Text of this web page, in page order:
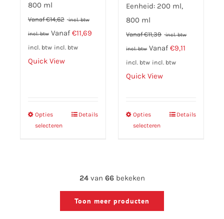
800 ml
Vanaf€14,62 incl. btw
incl. btw Vanaf €11,69
incl. btw incl. btw
Quick View
Opties
selecteren
Dit
product
optie
kan
Details
Eenheid: 200 ml,
800 ml
Vanaf€11,39 incl. btw
incl. btw Vanaf€9,11
incl. btw incl. btw
Quick View
Opties
selecteren
Dit
product
kan
Details
24van 66bekeken
Toon meer producten